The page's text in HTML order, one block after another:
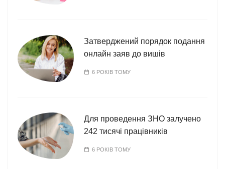
Затверджений порядок подання
онлайн заяв до вишів
6 РОКІВ ТОМУ
Для проведення ЗНО залучено
242 тисячі працівників
6 РОКІВ ТОМУ